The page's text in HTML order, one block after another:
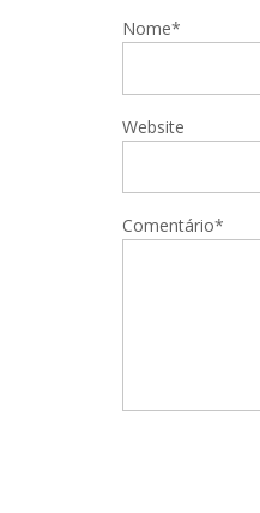
Nome*
Website
Comentário*